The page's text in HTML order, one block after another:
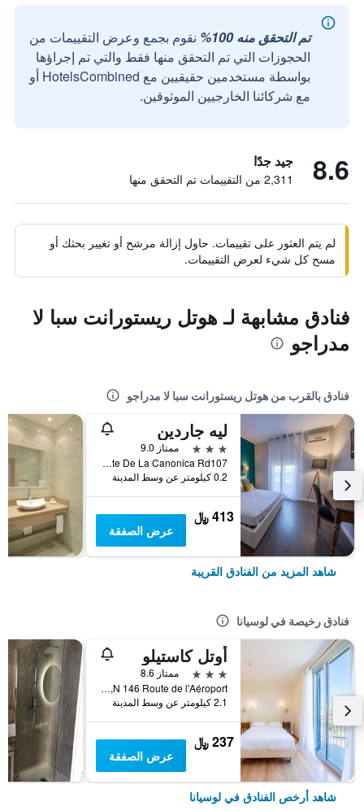
تم التحقق منه 100%
نقوم بجمع وعرض التقييمات من
الحجوزات التي تم التحقق منها فقط والتي تم إجراؤها
بواسطة مستخدمين حقيقيين مع HotelsCombined أو
مع شركائنا الخارجيين الموثوقين.
8.6 جيد جدًا
2,311 من التقييمات تم التحقق منها
لم يتم العثور على تقييمات. حاول إزالة مرشح أو تغيير بحثك أو
مسح كل شيء لعرض التقييمات.
فنادق مشابهة لـ هوتل ريستورانت سبا لا
مدراجو
فنادق بالقرب من هوتل ريستورانت سبا لا مدراجو
ليه جاردين
3 نجوم
ممتاز 9.0
Route De La Canonica Rd107, لوسيانا, منطقة كورسيكا, فرنسا
0.2 كيلومتر عن وسط المدينة
413 ﷼
عرض الصفقة
شاهد المزيد من الفنادق القريبة
فنادق رخيصة في لوسيانا
أوتل كاستيلو
3 نجوم
ممتاز 8.6
N 146 Route de l'Aéroport, لوسيانا, منطقة كورسيكا, فرنسا
2.1 كيلومتر عن وسط المدينة
237 ﷼
عرض الصفقة
شاهد أرخص الفنادق في لوسيانا